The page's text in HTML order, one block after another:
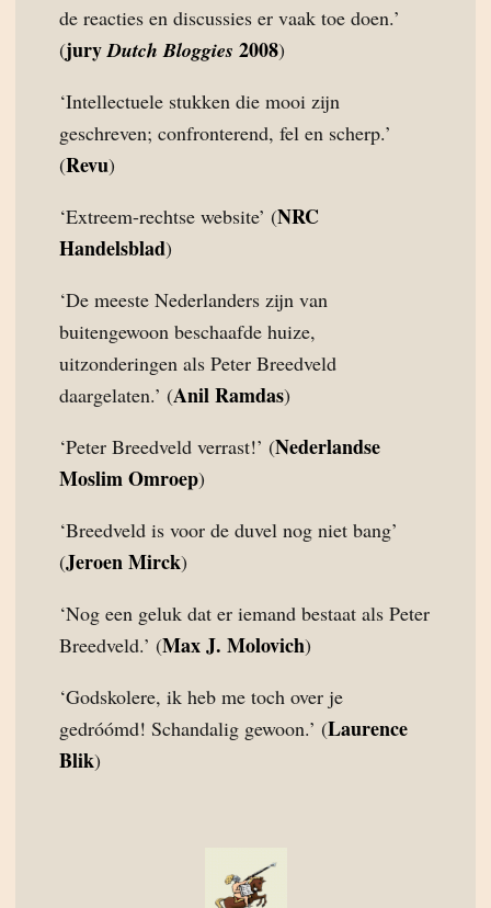
de reacties en discussies er vaak toe doen.’
(juryDutch Bloggies 2008)
‘Intellectuele stukken die mooi zijn
geschreven; confronterend, fel en scherp.’
(Revu)
‘Extreem-rechtse website’ (NRC
Handelsblad)
‘De meeste Nederlanders zijn van
buitengewoon beschaafde huize,
uitzonderingen als Peter Breedveld
daargelaten.’ (Anil Ramdas)
‘Peter Breedveld verrast!’ (Nederlandse
Moslim Omroep)
‘Breedveld is voor de duvel nog niet bang’
(Jeroen Mirck)
‘Nog een geluk dat er iemand bestaat als Peter
Breedveld.’ (Max J. Molovich)
‘Godskolere, ik heb me toch over je
gedróómd! Schandalig gewoon.’ (Laurence
Blik)